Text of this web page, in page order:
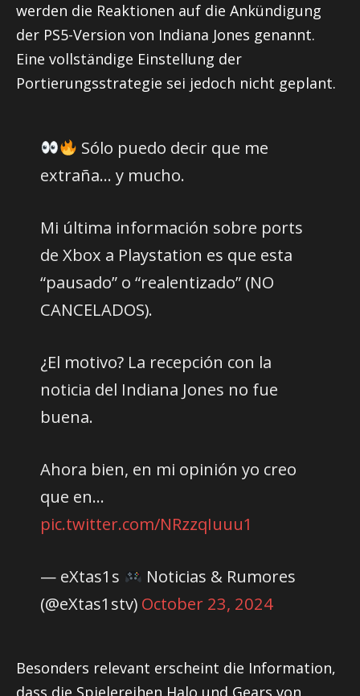
werden die Reaktionen auf die Ankündigung
der PS5-Version von Indiana Jones genannt.
Eine vollständige Einstellung der
Portierungsstrategie sei jedoch nicht geplant.
Sólo puedo decir que me
extraña… y mucho.
Mi última información sobre ports
de Xbox a Playstation es que esta
“pausado” o “realentizado” (NO
CANCELADOS).
¿El motivo? La recepción con la
noticia del Indiana Jones no fue
buena.
Ahora bien, en mi opinión yo creo
que en…
pic.twitter.com/NRzzqIuuu1
— eXtas1s
Noticias & Rumores
(@eXtas1stv) October 23, 2024
Besonders relevant erscheint die Information,
dass die Spielereihen Halo und Gears von